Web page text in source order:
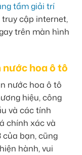
tầm giải trí
cập internet,
trên màn hình
hoa ô tô
nước hoa ô tô
hiệu, công
và các tính
chính xác và
của bạn, cũng
hành, vui